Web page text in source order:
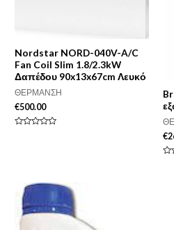
Nordstar NORD-040V-A/C
Fan Coil Slim 1.8/2.3kW
Δαπέδου 90x13x67cm Λευκό
ΘΕΡΜΑΝΣΗ
€500.00
€